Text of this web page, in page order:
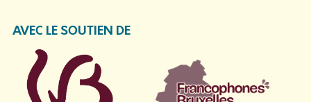
AVEC LE SOUTIEN DE